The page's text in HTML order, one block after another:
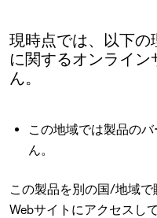
現時点では、以下の
に関するオンライ
ん。
この地域では製品の
ん。
この製品を別の国/地域
Webサイトにアクセスし